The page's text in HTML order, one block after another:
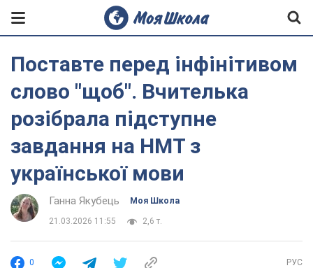
Поставте перед інфінітивом
слово "щоб". Вчителька
розібрала підступне
завдання на НМТ з
української мови
Ганна Якубець Моя Школа
21.03.2026 11:55 2,6 т.
0 РУС